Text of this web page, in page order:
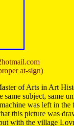
at-sign)
of Arts in Art
subject, same
was left in
this picture was
with the village